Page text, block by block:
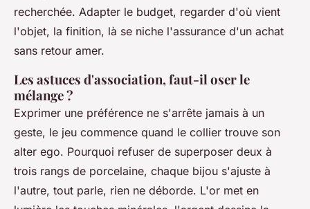
recherchée. Adapter le budget, regarder d'où vient
l'objet, la finition, là se niche l'assurance d'un achat
sans retour amer.
Les astuces d'association, faut-il oser le
mélange ?
Exprimer une préférence ne s'arrête jamais à un
geste, le jeu commence quand le collier trouve son
alter ego. Pourquoi refuser de superposer deux à
trois rangs de porcelaine, chaque bijou s'ajuste à
l'autre, tout parle, rien ne déborde. L'or met en